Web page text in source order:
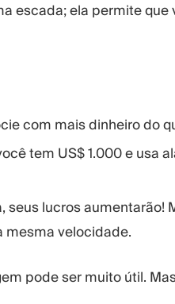
escada; ela permite
com mais dinheiro do
tem US$ 1.000 e usa
lucros aumentarão!
mesma velocidade.
pode ser muito útil.